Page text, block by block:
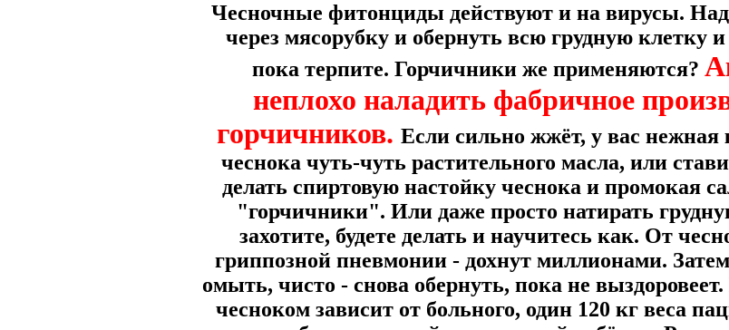
Чесночные фитонциды действуют и на вирусы.
через мясорубку и обернуть всю грудную клетку
пока терпите. Горчичники же применяются?
неплохо наладить фабричное
горчичников. Если сильно жжёт, у вас
чеснока чуть-чуть растительного масла, или
делать спиртовую настойку чеснока и промокая
"горчичники". Или даже просто натирать
захотите, будете делать и научитесь как. От
гриппозной пневмонии - дохнут миллионами.
омыть, чисто - снова обернуть, пока не
чесноком зависит от больного, один 120 кг веса